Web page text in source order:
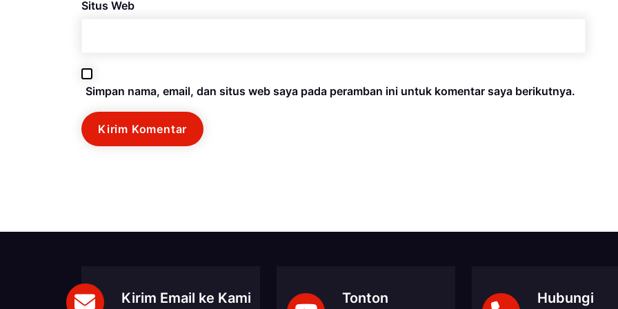
Situs Web
Simpan nama, email, dan situs web saya pada peramban ini untuk komentar saya berikutnya.
Kirim Email ke Kami
Tonton
Hubungi